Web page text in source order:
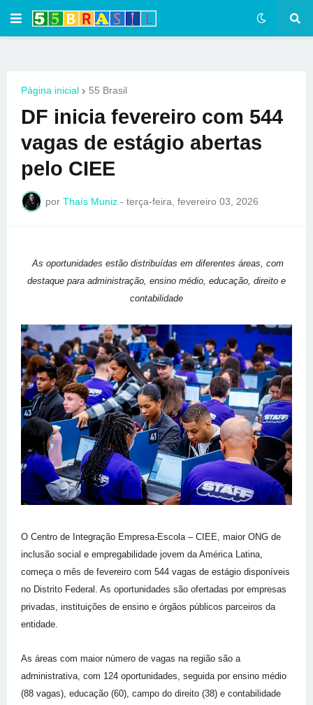
Página inicial 55 Brasil
DF inicia fevereiro com 544
vagas de estágio abertas
pelo CIEE
por Thaís Muniz - terça-feira, fevereiro 03, 2026
As oportunidades estão distribuídas em diferentes áreas, com
destaque para administração, ensino médio, educação, direito e
contabilidade
O Centro de Integração Empresa-Escola – CIEE, maior ONG de
inclusão social e empregabilidade jovem da América Latina,
começa o mês de fevereiro com 544 vagas de estágio disponíveis
no Distrito Federal. As oportunidades são ofertadas por empresas
privadas, instituições de ensino e órgãos públicos parceiros da
entidade.
As áreas com maior número de vagas na região são a
administrativa, com 124 oportunidades, seguida por ensino médio
(88 vagas), educação (60), campo do direito (38) e contabilidade